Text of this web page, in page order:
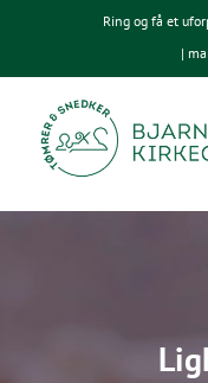
Ring og få et
|